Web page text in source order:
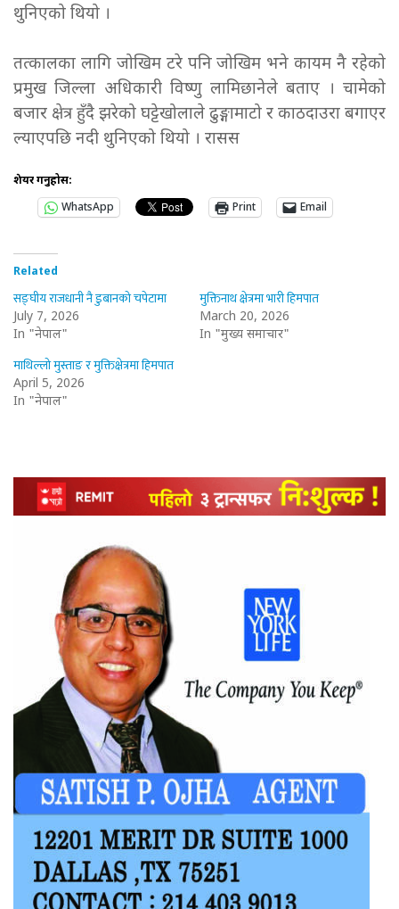
थुनिएको थियो ।
तत्कालका लागि जोखिम टरे पनि जोखिम भने कायम नै रहेको
प्रमुख जिल्ला अधिकारी विष्णु लामिछानेले बताए । चामेको
बजार क्षेत्र हुँदै झरेको घट्टेखोलाले ढुङ्गामाटो र काठदाउरा बगाएर
ल्याएपछि नदी थुनिएको थियो । रासस
शेयर गर्नुहोस:
WhatsApp
Print Email
Related
सङ्घीय राजधानी नै डुबानको चपेटामा
July 7, 2026
In "नेपाल"
मुक्तिनाथ क्षेत्रमा भारी हिमपात
March 20, 2026
In "मुख्य समाचार"
माथिल्लो मुस्ताङ र मुक्तिक्षेत्रमा हिमपात
April 5, 2026
In "नेपाल"